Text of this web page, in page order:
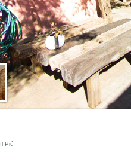
Il Piú